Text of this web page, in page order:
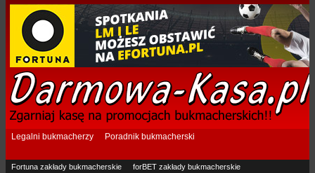
Legalni bukmacherzy Poradnik bukmacherski
Fortuna zakłady bukmacherskie
forBET zakłady bukmacherskie